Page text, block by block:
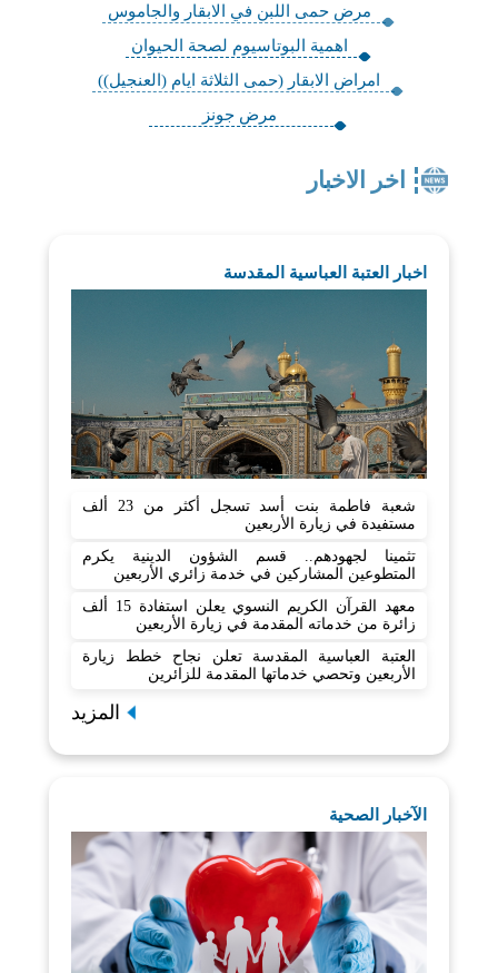
مرض حمى اللبن في الابقار والجاموس
اهمية البوتاسيوم لصحة الحيوان
امراض الابقار (حمى الثلاثة ايام (العنجيل))
مرض جونز
اخر الاخبار
اخبار العتبة العباسية المقدسة
شعبة فاطمة بنت أسد تسجل أكثر من 23 ألف
مستفيدة في زيارة الأربعين
تثمينا لجهودهم.. قسم الشؤون الدينية يكرم
المتطوعين المشاركين في خدمة زائري الأربعين
معهد القرآن الكريم النسوي يعلن استفادة 15 ألف
زائرة من خدماته المقدمة في زيارة الأربعين
العتبة العباسية المقدسة تعلن نجاح خطط زيارة
الأربعين وتحصي خدماتها المقدمة للزائرين
المزيد
الآخبار الصحية